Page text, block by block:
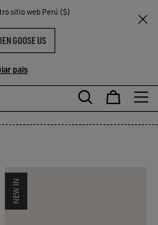
sitio web Perú ($)
GOOSE US
pais
de bodas
DE NOVIA
NEW IN